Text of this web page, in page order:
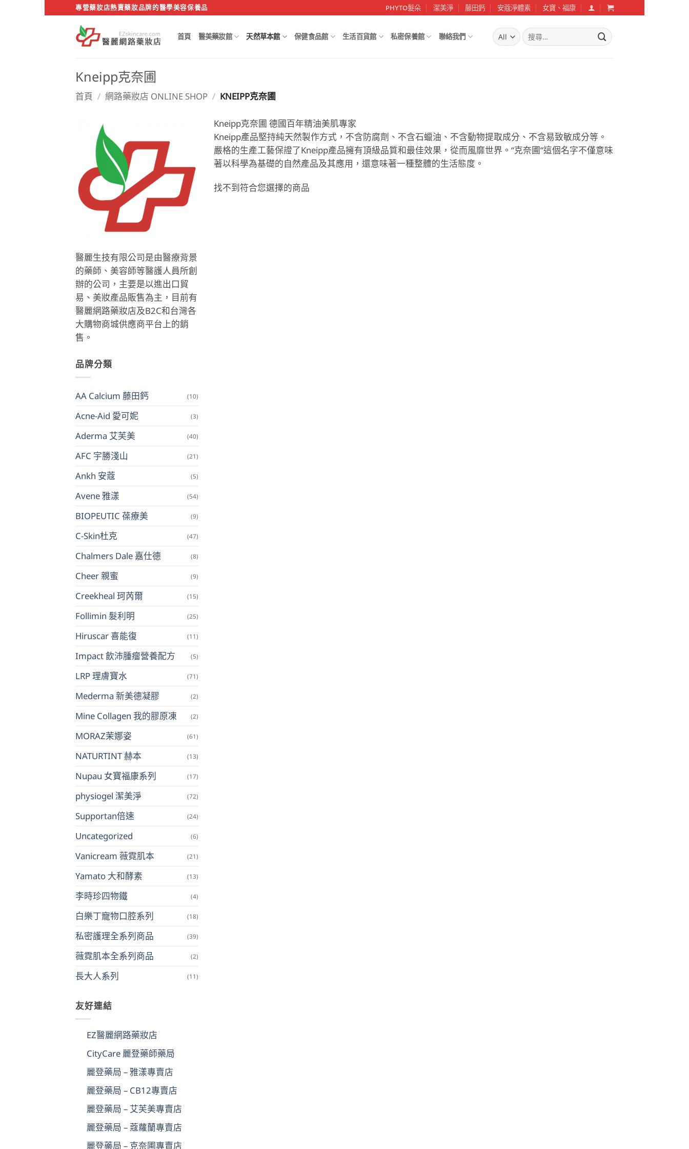
to
專營藥妝店熱賣藥妝品牌的醫學美容保養品 PHYTO髮朵 潔美淨 藤田鈣 安蔻淨體素 女寶、福康
首頁 醫美藥妝館 天然草本館 保健食品館 生活百貨館 私密保養館 聯絡我們
搜
尋
Kneipp克奈圃
首頁 / 網路藥妝店 ONLINE SHOP / KNEIPP克奈圃
醫麗生技有限公司是由醫療背景
的藥師、美容師等醫護人員所創
辦的公司，主要是以進出口貿
易、美妝產品販售為主，目前有
醫麗網路藥妝店及B2C和台灣各
大購物商城供應商平台上的銷
售。
品牌分類
AA Calcium 藤田鈣 (10)
Acne-Aid 愛可妮 (3)
Aderma 艾芙美 (40)
AFC 宇勝淺山 (21)
Ankh 安蔻 (5)
Avene 雅漾 (54)
BIOPEUTIC 葆療美 (9)
C-Skin杜克 (47)
Chalmers Dale 嘉仕德 (8)
Cheer 親蜜 (9)
Creekheal 珂芮爾 (15)
Follimin 髮利明 (25)
Hiruscar 喜能復 (11)
Impact 飲沛腫瘤營養配方 (5)
LRP 理膚寶水 (71)
Mederma 新美德凝膠 (2)
Mine Collagen 我的膠原凍 (2)
MORAZ茉娜姿 (61)
NATURTINT 赫本 (13)
Nupau 女寶福康系列 (17)
physiogel 潔美淨 (72)
Supportan倍速 (24)
Uncategorized (6)
Vanicream 薇霓肌本 (21)
Yamato 大和酵素 (13)
李時珍四物鐵 (4)
白樂丁寵物口腔系列 (18)
私密護理全系列商品 (39)
薇霓肌本全系列商品 (2)
長大人系列 (11)
友好連結
EZ醫麗網路藥妝店
CityCare 麗登藥師藥局
麗登藥局 – 雅漾專賣店
麗登藥局 – CB12專賣店
麗登藥局 – 艾芙美專賣店
麗登藥局 – 蔻蘿蘭專賣店
麗登藥局 – 克奈圃專賣店
Kneipp克奈圃 德國百年精油美肌專家
Kneipp產品堅持純天然製作方式，不含防腐劑、不含石蠟油、不含動物提取成分、不含易致敏成分等。
嚴格的生產工藝保證了Kneipp產品擁有頂級品質和最佳效果，從而風靡世界。“克奈圃“這個名字不僅意味
著以科學為基礎的自然產品及其應用，還意味著一種整體的生活態度。
找不到符合您選擇的商品